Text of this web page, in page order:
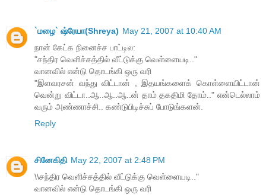
`மழை` ஷ்ரேயா(Shreya) May 21, 2007 at 10:40 AM
நான் கேட்க நினைச்ச பாட்டில:
"சந்திர வெளிச்சத்தில் வீட்டுக்கு வெள்ளையடி.."
வானவில் என்டு தொடங்கி ஒரு வரி
"இளவரசன் வந்து விட்டான் , இதயங்களைக் கொள்ளையிட்டான்
வென்று விட்டா..ஆ..ஆ..ஆ..ன் தாம் தகதிமி தோம்.." என்டெல்லாம்
வரும் அண்ணாச்சி.. கண்டுபிடிச்சுப் போடுங்களன்.
Reply
சினேகிதி May 22, 2007 at 2:48 PM
\\சந்திர வெளிச்சத்தில் வீட்டுக்கு வெள்ளையடி.."
வானவில் என்டு தொடங்கி ஒரு வரி